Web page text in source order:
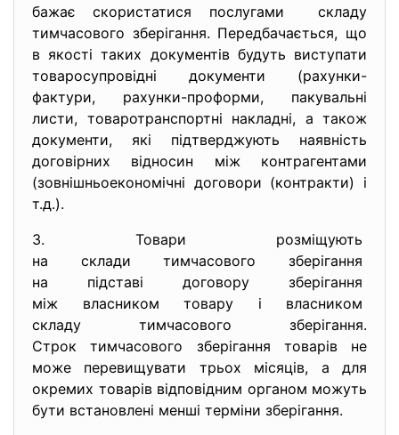
бажає скористатися послугами складу
тимчасового зберігання. Передбачається, що
в якості таких документів будуть виступати
товаросупровідні документи (рахунки-
фактури, рахунки-проформи, пакувальні
листи, товаротранспортні накладні, а також
документи, які підтверджують наявність
договірних відносин між контрагентами
(зовнішньоекономічні договори (контракти) і
т.д.).
3. Товари розміщують
на склади тимчасового зберігання
на підставі договору зберігання
між власником товару і власником
складу тимчасового зберігання.
Строк тимчасового зберігання товарів не
може перевищувати трьох місяців, а для
окремих товарів відповідним органом можуть
бути встановлені менші терміни зберігання.